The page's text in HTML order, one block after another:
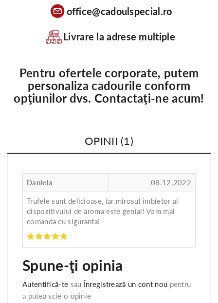
office@cadoulspecial.ro
Livrare la adrese multiple
Pentru ofertele corporate, putem
personaliza cadourile conform
opţiunilor dvs. Contactaţi-ne acum!
OPINII (1)
Daniela 08.12.2022
Trufele sunt delicioase, iar mirosul imbietor al
dispozitivului de aroma este genial! Vom mai
comanda cu siguranta!
Spune-ţi opinia
Autentifică-te sau Înregistrează un cont nou pentru
a putea scie o opinie